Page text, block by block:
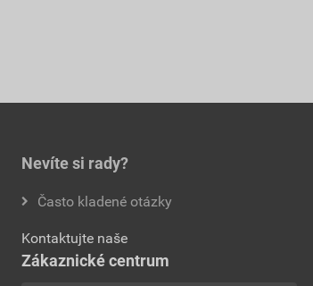
Nevíte si rady?
Často kladené otázky
Kontaktujte naše
Zákaznické centrum